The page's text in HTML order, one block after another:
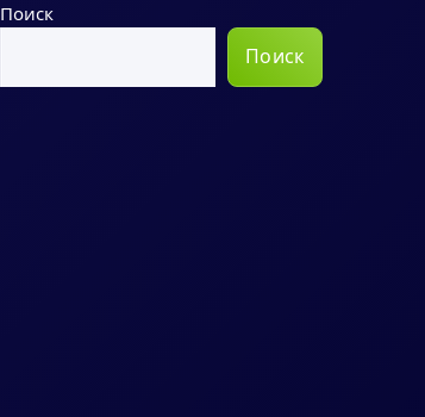
Поиск
Поиск